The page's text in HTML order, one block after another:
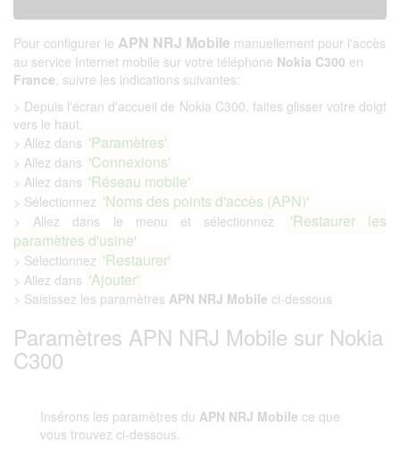
Pour configurer le APN NRJ Mobile manuellement pour l'accès
au service Internet mobile sur votre téléphone Nokia C300 en
France, suivre les indications suivantes:
> Depuis l'écran d'accueil de Nokia C300, faites glisser votre doigt
vers le haut.
> Allez dans 'Paramètres'
> Allez dans 'Connexions'
> Allez dans 'Réseau mobile'
> Sélectionnez 'Noms des points d'accès (APN)'
> Allez dans le menu et sélectionnez
'Restaurer les
paramètres d'usine'
> Sélectionnez 'Restaurer'
> Allez dans 'Ajouter'
> Saisissez les paramètres APN NRJ Mobile ci-dessous
Paramètres APN NRJ Mobile sur Nokia
C300
Insérons les paramètres du APN NRJ Mobile ce que
vous trouvez ci-dessous.